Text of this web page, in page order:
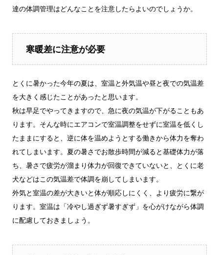
達の体調管理はどんなことを注意したらよいのでしょうか。
寒暖差に注意が必要
とくに暑かった今年の夏は、室温と外気温や昼と夜での気温差
を大きく感じたことがあったと思います。
秋は早足でやってきますので、急に夜の気温が下がることもあ
ります。そんな時にエアコンで室温調整をせずに室温を低くし
たままにすると、逆に体を温めようとする働きから体力を奪わ
れてしまいます。夏の暑さでお散歩時間が減ると基礎体力が落
ち、暑さで疲労が溜まり体力が回復できていないと、とくに老
犬などはこの気温差で体調を崩してしまいます。
外気と室温の差が大きいと体が順応しにくく、より疲労に繋が
ります。室温は「冷やし過ぎず暑すぎず」を心がけながら体調
に配慮しておきましょう。